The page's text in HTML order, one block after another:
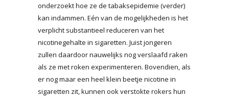
onderzoekt hoe ze de tabaksepidemie (verder)
kan indammen. Eén van de mogelijkheden is het
verplicht substantieel reduceren van het
nicotinegehalte in sigaretten. Juist jongeren
zullen daardoor nauwelijks nog verslaafd raken
als ze met roken experimenteren. Bovendien, als
er nog maar een heel klein beetje nicotine in
sigaretten zit, kunnen ook verstokte rokers hun